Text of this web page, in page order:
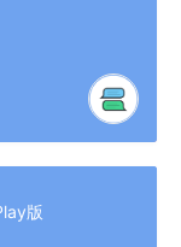
版